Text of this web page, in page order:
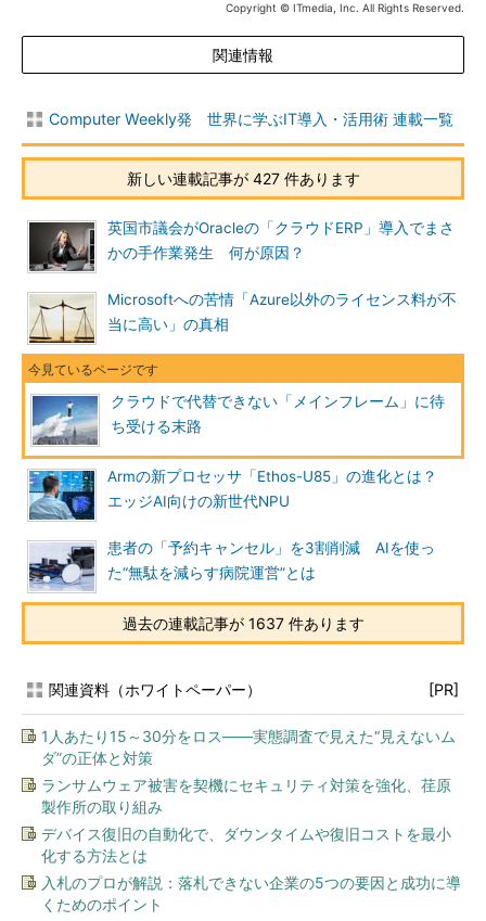
Copyright © ITmedia, Inc. All Rights Reserved.
関連情報
Computer Weekly発 世界に学ぶIT導入・活用術 連載一覧
新しい連載記事が 427 件あります
英国市議会がOracleの「クラウドERP」導入でまさ
かの手作業発生 何が原因？
Microsoftへの苦情「Azure以外のライセンス料が不
当に高い」の真相
クラウドで代替できない「メインフレーム」に待
ち受ける末路
Armの新プロセッサ「Ethos-U85」の進化とは？
エッジAI向けの新世代NPU
患者の「予約キャンセル」を3割削減 AIを使っ
た“無駄を減らす病院運営”とは
過去の連載記事が 1637 件あります
関連資料（ホワイトペーパー） [PR]
1人あたり15～30分をロス――実態調査で見えた“見えないム
ダ”の正体と対策
ランサムウェア被害を契機にセキュリティ対策を強化、荏原
製作所の取り組み
デバイス復旧の自動化で、ダウンタイムや復旧コストを最小
化する方法とは
入札のプロが解説：落札できない企業の5つの要因と成功に導
くためのポイント